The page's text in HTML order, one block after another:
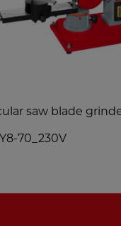
saw blade
70_230V